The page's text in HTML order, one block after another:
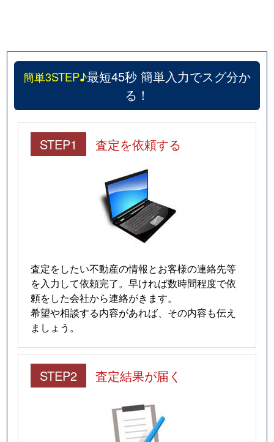
簡単3STEP♪最短45秒 簡単入力でスグ分か
る！
STEP1 査定を依頼する
査定をしたい不動産の情報とお客様の連絡先等
を入力して依頼完了。早ければ数時間程度で依
頼をした会社から連絡がきます。
希望や相談する内容があれば、その内容も伝え
ましょう。
STEP2 査定結果が届く